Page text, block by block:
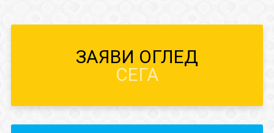
ЗАЯВИ ОГЛЕД
СЕГА